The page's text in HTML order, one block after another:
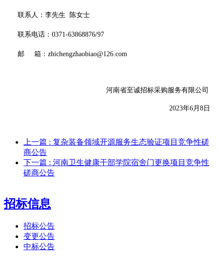
联系人： 李先生 陈女士
联系电话： 0371-63868876/97
邮 箱： zhichengzhaobiao@126.com
河南省至诚招标采购服务有限公司
2023年6月 8 日
上一篇 : 复杂装备领域开源服务生态验证项目竞争性磋
商公告
下一篇 : 河南卫生健康干部学院宿舍门更换项目竞争性
磋商公告
招标信息
招标公告
变更公告
中标公告